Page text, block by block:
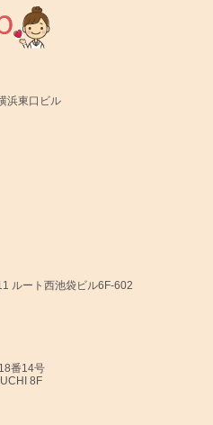
浜東口ビル
ルート西池袋ビル6F-602
番14号
8F